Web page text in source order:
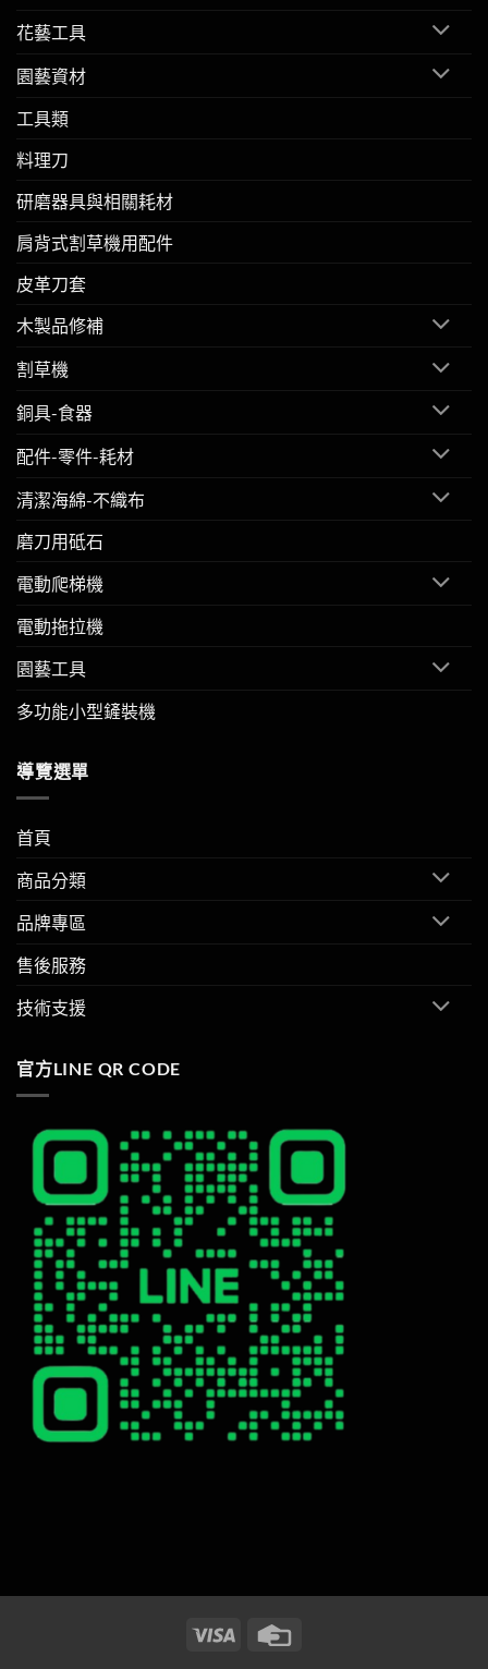
花藝工具
園藝資材
工具類
料理刀
研磨器具與相關耗材
肩背式割草機用配件
皮革刀套
木製品修補
割草機
銅具-食器
配件-零件-耗材
清潔海綿-不織布
磨刀用砥石
電動爬梯機
電動拖拉機
園藝工具
多功能小型鏟裝機
導覽選單
首頁
商品分類
品牌專區
售後服務
技術支援
官方LINE QR CODE
Visa